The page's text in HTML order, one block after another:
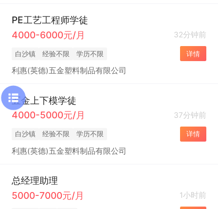
PE工艺工程师学徒
4000-6000元/月
32分钟前
白沙镇 经验不限 学历不限 详情
利惠(英德)五金塑料制品有限公司
五金上下模学徒
4000-5000元/月
37分钟前
白沙镇 经验不限 学历不限 详情
利惠(英德)五金塑料制品有限公司
总经理助理
5000-7000元/月
1小时前